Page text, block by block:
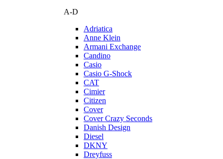
A-D
Adriatica
Anne Klein
Armani Exchange
Candino
Casio
Casio G-Shock
CAT
Cimier
Citizen
Cover
Cover Crazy Seconds
Danish Design
Diesel
DKNY
Dreyfuss